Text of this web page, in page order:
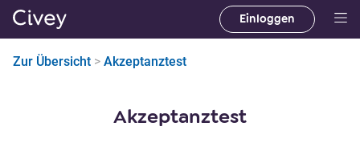
u
Einloggen
Zur Übersicht > Akzeptanztest
Akzeptanztest